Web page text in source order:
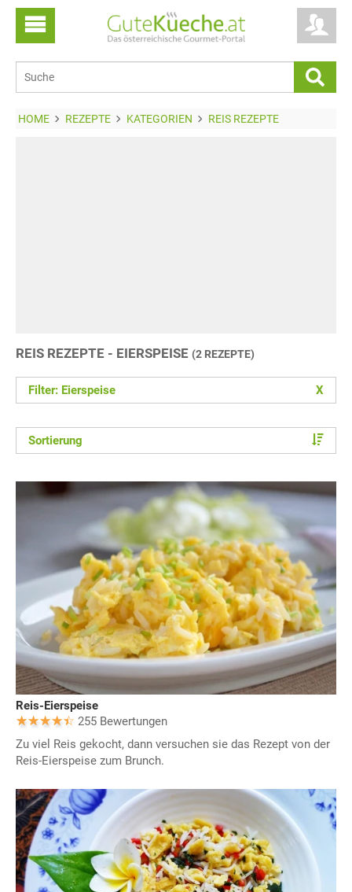
HOME REZEPTE KATEGORIEN REIS REZEPTE
REIS REZEPTE - EIERSPEISE (2 REZEPTE)
Filter: Eierspeise X
Sortierung
Reis-Eierspeise
255 Bewertungen
Zu viel Reis gekocht, dann versuchen sie das Rezept von der
Reis-Eierspeise zum Brunch.